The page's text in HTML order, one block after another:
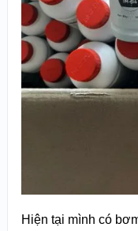
Hiện tại mình có